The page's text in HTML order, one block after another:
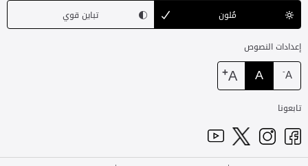
مُلون
تباين قوي
إعدادات النصوص
A
-
A
A
+
تابعونا